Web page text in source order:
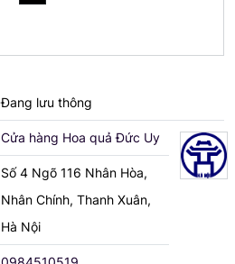
Đang lưu thông
Cửa hàng Hoa quả Đức Uy
Số 4 Ngõ 116 Nhân Hòa,
Nhân Chính, Thanh Xuân,
Hà Nội